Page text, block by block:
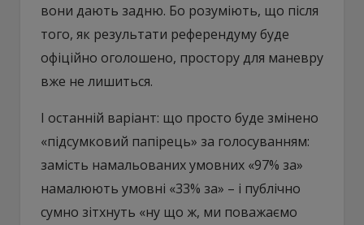
вони дають задню. Бо розуміють, що після
того, як результати референдуму буде
офіційно оголошено, простору для маневру
вже не лишиться.
І останній варіант: що просто буде змінено
«підсумковий папірець» за голосуванням:
замість намальованих умовних «97% за»
намалюють умовні «33% за» – і публічно
сумно зітхнуть «ну що ж, ми поважаємо